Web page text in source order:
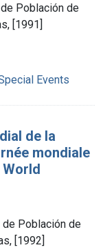
Población de
[1991]
Events
de la
mondiale
World
de Población de
[1992]